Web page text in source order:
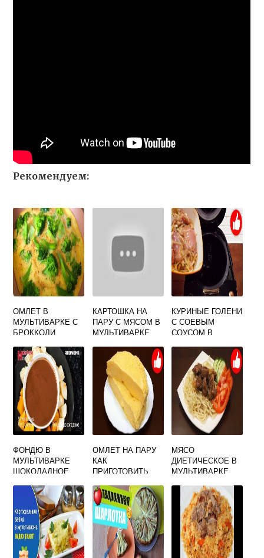
Рекомендуем:
ОМЛЕТ В
МУЛЬТИВАРКЕ С
БРОККОЛИ
КАРТОШКА НА
ПАРУ С МЯСОМ В
МУЛЬТИВАРКЕ
КУРИНЫЕ ГОЛЕНИ
С СОЕВЫМ
СОУСОМ В
ФОНДЮ В
МУЛЬТИВАРКЕ
ШОКОЛАДНОЕ
ОМЛЕТ НА ПАРУ
КАК
ПРИГОТОВИТЬ
И МУЛЬТИВАРКИ
МЯСО
ДИЕТИЧЕСКОЕ В
МУЛЬТИВАРКЕ